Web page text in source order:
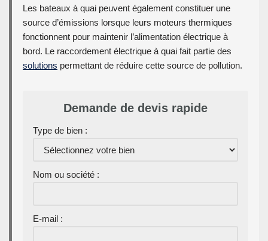
Les bateaux à quai peuvent également constituer une
source d’émissions lorsque leurs moteurs thermiques
fonctionnent pour maintenir l’alimentation électrique à
bord. Le raccordement électrique à quai fait partie des
solutions permettant de réduire cette source de pollution.
Demande de devis rapide
Type de bien :
Nom ou société :
E-mail :